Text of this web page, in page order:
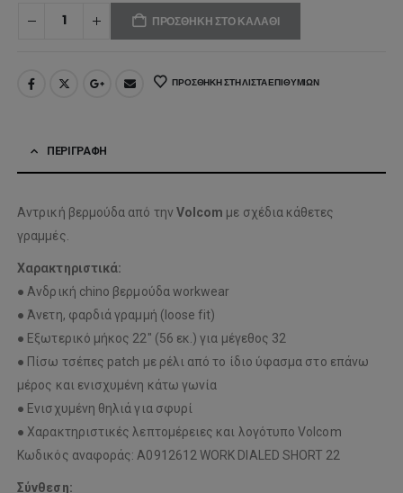
ΠΡΟΣΘΉΚΗ ΣΤΟ ΚΑΛΆΘΙ
ΠΡΟΣΘΉΚΗ ΣΤΗ ΛΊΣΤΑ ΕΠΙΘΥΜΙΏΝ
ΠΕΡΙΓΡΑΦΉ
Αντρική βερμούδα από τηνVolcom με σχέδια κάθετες
γραμμές.
Χαρακτηριστικά:
● Ανδρική chino βερμούδα workwear
● Άνετη, φαρδιά γραμμή (loose fit)
● Εξωτερικό μήκος 22″ (56 εκ.) για μέγεθος 32
● Πίσω τσέπες patch με ρέλι από το ίδιο ύφασμα στο επάνω
μέρος και ενισχυμένη κάτω γωνία
● Ενισχυμένη θηλιά για σφυρί
● Χαρακτηριστικές λεπτομέρειες και λογότυπο Volcom
Κωδικός αναφοράς: A0912612 WORK DIALED SHORT 22
Σύνθεση: